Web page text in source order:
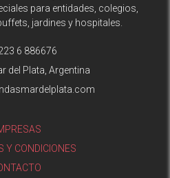
para entidades, colegios,
jardines y hospitales.
6 886676
del Plata, Argentina
Y CONDICIONES